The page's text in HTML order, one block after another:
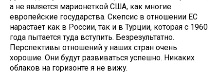
а не является марионеткой США, как многие
европейские государства. Скепсис в отношении ЕС
нарастает как в России, так и в Турции, которая с 1960
года пытается туда вступить. Безрезультатно.
Перспективы отношений у наших стран очень
хорошие. Они будут развиваться успешно. Никаких
облаков на горизонте я не вижу.